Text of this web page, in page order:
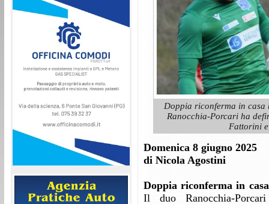
Doppia riconferma in
Ranocchia-Porcari ha
Fattorini
Domenica 8 giugno 2025
di Nicola Agostini
Doppia riconferma in
Il duo Ranocchia-